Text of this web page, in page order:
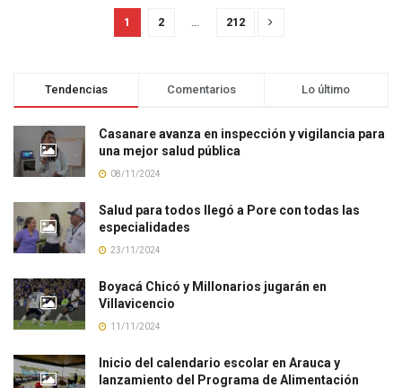
1 2 212
Tendencias Comentarios Lo último
Casanare avanza en inspección y vigilancia para
una mejor salud pública
08/11/2024
Salud para todos llegó a Pore con todas las
especialidades
23/11/2024
Boyacá Chicó y Millonarios jugarán en
Villavicencio
11/11/2024
Inicio del calendario escolar en Arauca y
lanzamiento del Programa de Alimentación